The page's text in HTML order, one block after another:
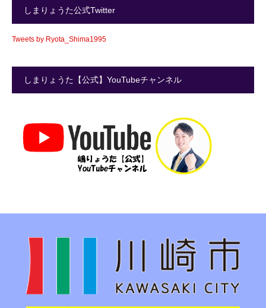
しまりょうた公式Twitter
Tweets by Ryota_Shima1995
しまりょうた【公式】YouTubeチャンネル